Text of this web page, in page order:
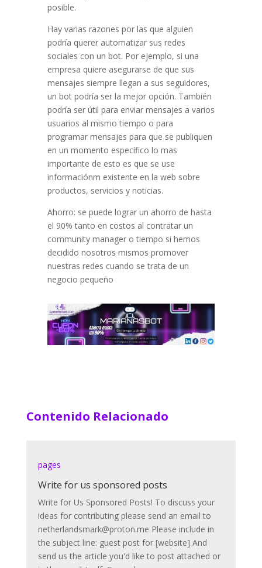
posible.
Hay varias razones por las que alguien
podría querer automatizar sus redes
sociales con un bot. Por ejemplo, si una
empresa quiere asegurarse de que sus
mensajes siempre llegan a sus seguidores,
un bot podría ser la mejor opción. También
podría ser útil para enviar mensajes a varios
usuarios al mismo tiempo o para
programar mensajes para que se publiquen
en un momento específico lo mas
importante de esto es que se use
informaciónm existente en la web sobre
productos, servicios y noticias.
Ahorro: se puede lograr un ahorro de hasta
el 90% tanto en costos al contratar un
community manager o tiempo si hemos
decidido nosotros mismos promover
nuestras redes cuando se trata de un
negocio pequeño
Contenido Relacionado
pages
Write for us sponsored posts
Write for Us Sponsored Posts! To discuss your
ideas for contributing please send an email to
netherlandsmark@proton.me Please include in
the subject line: guest post for [website] And
send us the article you'd like to post attached or